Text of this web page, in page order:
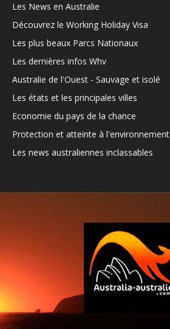
Les News en Australie
Découvrez le Working Holiday Visa
Les plus beaux Parcs Nationaux
Les dernières infos Whv
Australie de l'Ouest - Sauvage et isolé
Les états et les principales villes
Economie du pays de la chance
Protection et atteinte à l'environnement
Les news australiennes inclassables